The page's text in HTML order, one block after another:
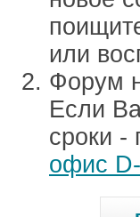
или
Форум
Если
сроки -
офис